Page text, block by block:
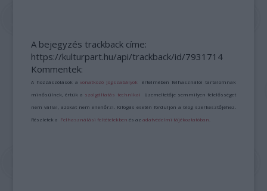
A bejegyzés trackback címe:
https://kulturpart.hu/api/trackback/id/7931714
Kommentek:
A hozzászólások avonatkozó jogszabályok értelmében felhasználói tartalomnak
minősülnek, értük a szolgáltatás technikai üzemeltetője semmilyen felelősséget
nem vállal, azokat nem ellenőrzi. Kifogás esetén forduljon a blog szerkesztőjéhez.
Részletek a Felhasználási feltételekben és azadatvédelmi tájékoztatóban